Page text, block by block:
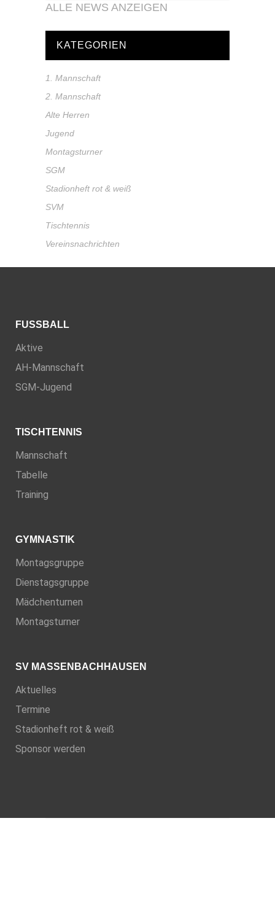
ALLE NEWS ANZEIGEN
KATEGORIEN
1. Mannschaft
2. Mannschaft
Alte Herren
Jugend
Montagsturner
SGM
Stadionheft rot & weiß
SVM
Tischtennis
Vereinsnachrichten
FUSSBALL
Aktive
AH-Mannschaft
SGM-Jugend
TISCHTENNIS
Mannschaft
Tabelle
Training
GYMNASTIK
Montagsgruppe
Dienstagsgruppe
Mädchenturnen
Montagsturner
SV MASSENBACHHAUSEN
Aktuelles
Termine
Stadionheft rot & weiß
Sponsor werden